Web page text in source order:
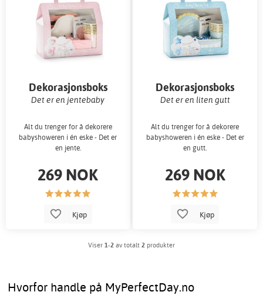
Dekorasjonsboks
Det er en jentebaby
Alt du trenger for å dekorere
babyshoweren i én eske - Det er
en jente.
269 NOK
Kjøp
Dekorasjonsboks
Det er en liten gutt
Alt du trenger for å dekorere
babyshoweren i én eske - Det er
en gutt.
269 NOK
Kjøp
Viser 1-2 av totalt 2 produkter
Hvorfor handle på MyPerfectDay.no